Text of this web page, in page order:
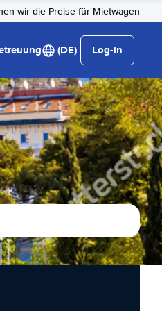
wir die Preise für Mietwagen
(DE) Log-in